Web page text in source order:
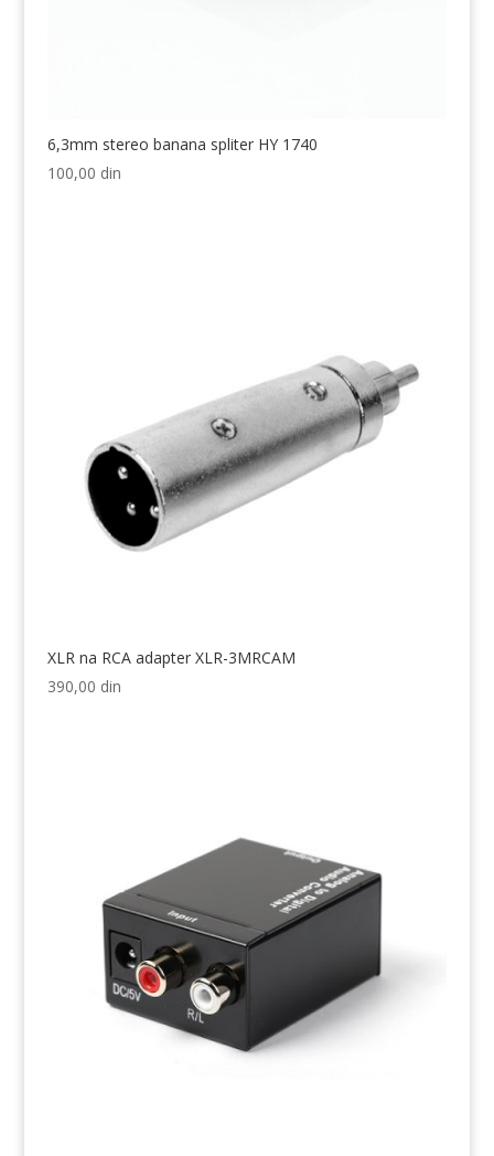
6,3mm stereo banana spliter HY 1740
100,00 din
XLR na RCA adapter XLR-3MRCAM
390,00 din